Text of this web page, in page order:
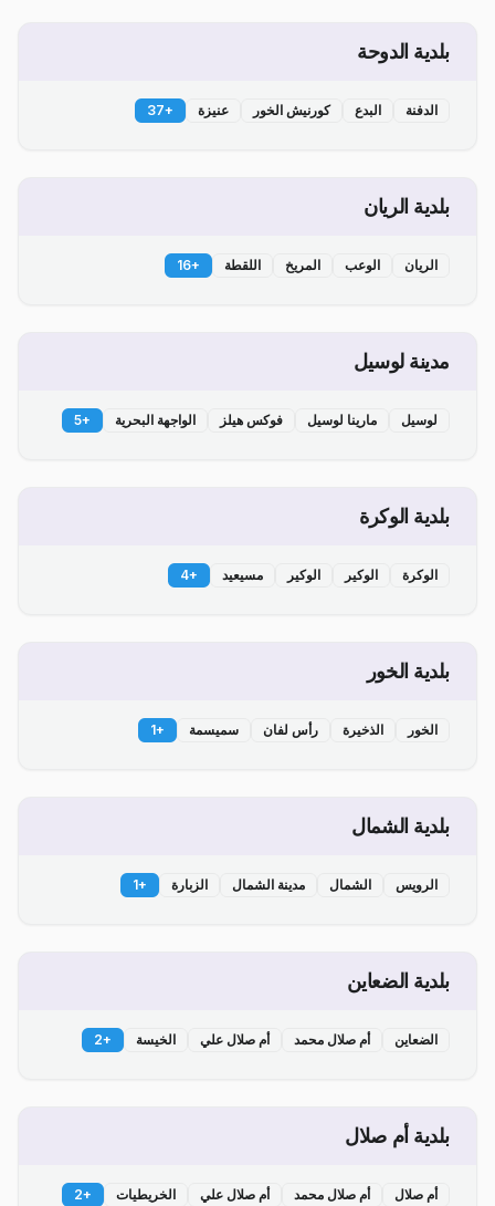
بلدية الدوحة
الدفنة البدع كورنيش الخور عنيزة +
37
بلدية الريان
الريان الوعب المريخ اللقطة +
16
مدينة لوسيل
لوسيل مارينا لوسيل فوكس هيلز الواجهة البحرية +
5
بلدية الوكرة
الوكرة الوكير الوكير مسيعيد +
4
بلدية الخور
الخور الذخيرة رأس لفان سميسمة +
1
بلدية الشمال
الرويس الشمال مدينة الشمال الزبارة +
1
بلدية الضعاين
الضعاين أم صلال محمد أم صلال علي الخيسة +
2
بلدية أم صلال
أم صلال أم صلال محمد أم صلال علي الخريطيات +
2